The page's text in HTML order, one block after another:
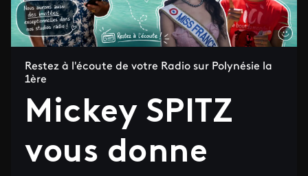
Restez à l'écoute de votre Radio sur Polynésie la
1ère
Mickey SPITZ
vous donne